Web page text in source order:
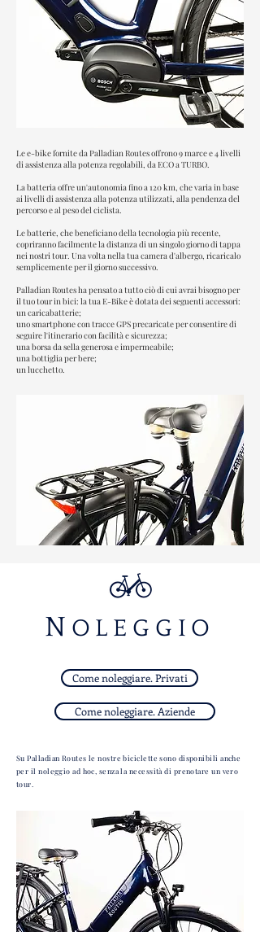
Le e-bike fornite da Palladian Routes offrono 9 marce e 4 livelli
di assistenza alla potenza regolabili, da ECO a TURBO.
La batteria offre un'autonomia fino a 120 km, che varia in base
ai livelli di assistenza alla potenza utilizzati, alla pendenza del
percorso e al peso del ciclista.
Le batterie, che beneficiano della tecnologia più recente,
copriranno facilmente la distanza di un singolo giorno di tappa
nei nostri tour. Una volta nella tua camera d'albergo, ricaricalo
semplicemente per il giorno successivo.
Palladian Routes ha pensato a tutto ciò di cui avrai bisogno per
il tuo tour in bici: la tua E-Bike è dotata dei seguenti accessori:
un caricabatterie;
uno smartphone con tracce GPS precaricate per consentire di
seguire l'itinerario con facilità e sicurezza;
una borsa da sella generosa e impermeabile;
una bottiglia per bere;
un lucchetto.
N OLEGGIO
Come noleggiare. Privati
Come noleggiare. Aziende
Su Palladian Routes le nostre biciclette sono disponibili anche
per il noleggio ad hoc, senza la necessità di prenotare un vero
tour.